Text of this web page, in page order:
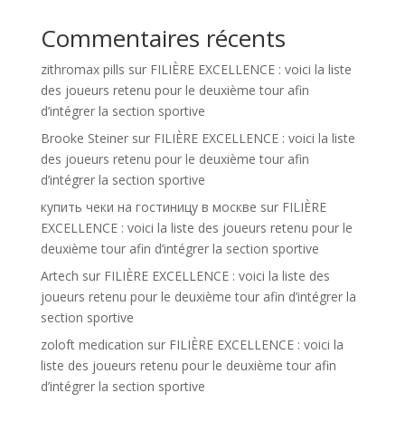
Commentaires récents
zithromax pills sur FILIÈRE EXCELLENCE : voici la liste
des joueurs retenu pour le deuxième tour afin
d’intégrer la section sportive
Brooke Steinersur FILIÈRE EXCELLENCE : voici la liste
des joueurs retenu pour le deuxième tour afin
d’intégrer la section sportive
купить чеки на гостиницу в москве sur FILIÈRE
EXCELLENCE : voici la liste des joueurs retenu pour le
deuxième tour afin d’intégrer la section sportive
Artech sur FILIÈRE EXCELLENCE : voici la liste des
joueurs retenu pour le deuxième tour afin d’intégrer la
section sportive
zoloft medication sur FILIÈRE EXCELLENCE : voici la
liste des joueurs retenu pour le deuxième tour afin
d’intégrer la section sportive